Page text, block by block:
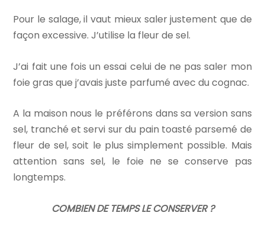
Pour le salage, il vaut mieux saler justement que de
façon excessive. J’utilise la fleur de sel.
J’ai fait une fois un essai celui de ne pas saler mon
foie gras que j’avais juste parfumé avec du cognac.
A la maison nous le préférons dans sa version sans
sel, tranché et servi sur du pain toasté parsemé de
fleur de sel, soit le plus simplement possible. Mais
attention sans sel, le foie ne se conserve pas
longtemps.
COMBIEN DE TEMPS LE CONSERVER ?